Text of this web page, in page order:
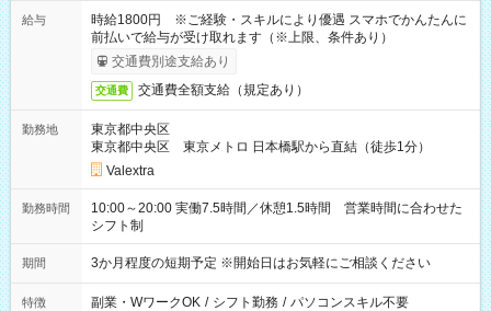
給与
時給1800円 ※ご経験・スキルにより優遇 スマホでかんたんに
前払いで給与が受け取れます（※上限、条件あり）
交通費別途支給あり
交通費 交通費全額支給（規定あり）
勤務地
東京都中央区
東京都中央区 東京メトロ 日本橋駅から直結（徒歩1分）
Valextra
勤務時間
10:00～20:00 実働7.5時間／休憩1.5時間 営業時間に合わせた
シフト制
期間 3か月程度の短期予定 ※開始日はお気軽にご相談ください
特徴 副業・WワークOK / シフト勤務 / パソコンスキル不要